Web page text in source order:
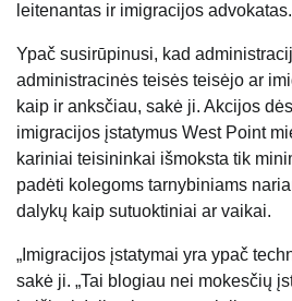
leitenantas ir imigracijos advokatas.
Ypač susirūpinusi, kad
administracinės teisės teisėjo ar
kaip ir anksčiau, sakė ji. Akcijos
imigracijos įstatymus West Point
kariniai teisininkai išmoksta tik
padėti kolegoms tarnybiniams
dalykų kaip sutuoktiniai ar vaikai.
„Imigracijos įstatymai yra ypač
sakė ji. „Tai blogiau nei mokesčių